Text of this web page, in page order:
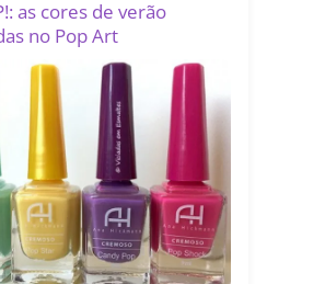
as cores de verão
no Pop Art